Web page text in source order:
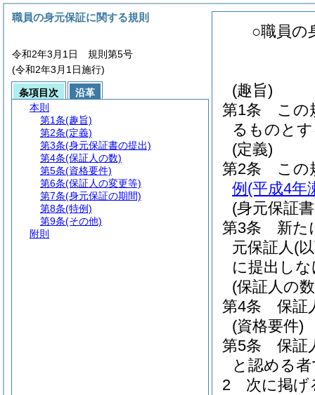
○職員の
(趣旨)
第1条
この
るものと
(定義)
第2条
この
例 (平成4年
(身元保証
第3条
新た
元保証人(
に提出し
(保証人の
第4条
保証
(資格要件)
第5条
保証
と認める
2
次に掲げ
職員の身元保証に関する規則
令和2年3月1日 規則第5号
(令和2年3月1日施行)
条項目次
沿革
本則
第1条(趣旨)
第2条(定義)
第3条(身元保証書の提出)
第4条(保証人の数)
第5条(資格要件)
第6条(保証人の変更等)
第7条(身元保証の期間)
第8条(特例)
第9条(その他)
附則